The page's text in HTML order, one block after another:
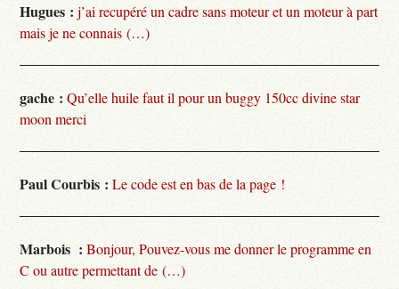
Hugues : j’ai recupéré un cadre sans moteur et un moteur à part
mais je ne connais (…)
gache : Qu’elle huile faut il pour un buggy 150cc divine star
moon merci
Paul Courbis : Le code est en bas de la page !
Marbois : Bonjour, Pouvez-vous me donner le programme en
C ou autre permettant de (…)